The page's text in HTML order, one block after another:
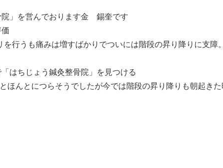
」を営んでおります金 錫奎です
行うも痛みは増すばかりでついには階段の昇り降りに支障。
はちじょう鍼灸整骨院」を見つける
ほんとにつらそうでしたが今では階段の昇り降りも朝起きた